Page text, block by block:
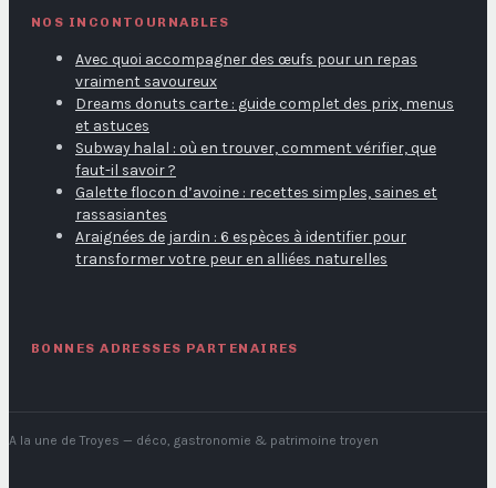
NOS INCONTOURNABLES
Avec quoi accompagner des œufs pour un repas
vraiment savoureux
Dreams donuts carte : guide complet des prix, menus
et astuces
Subway halal : où en trouver, comment vérifier, que
faut-il savoir ?
Galette flocon d’avoine : recettes simples, saines et
rassasiantes
Araignées de jardin : 6 espèces à identifier pour
transformer votre peur en alliées naturelles
BONNES ADRESSES PARTENAIRES
A la une de Troyes — déco, gastronomie & patrimoine troyen